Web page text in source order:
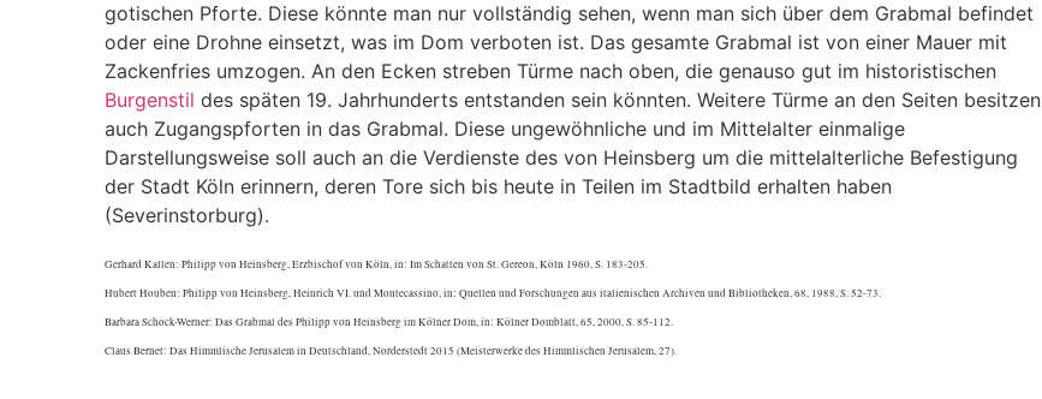
gotischen Pforte. Diese könnte man nur vollständig sehen, wenn man sich über dem Grabmal befindet
oder eine Drohne einsetzt, was im Dom verboten ist. Das gesamte Grabmal ist von einer Mauer mit
Zackenfries umzogen. An den Ecken streben Türme nach oben, die genauso gut im historistischen
Burgenstil des späten 19. Jahrhunderts entstanden sein könnten. Weitere Türme an den Seiten besitzen
auch Zugangspforten in das Grabmal. Diese ungewöhnliche und im Mittelalter einmalige
Darstellungsweise soll auch an die Verdienste des von Heinsberg um die mittelalterliche Befestigung
der Stadt Köln erinnern, deren Tore sich bis heute in Teilen im Stadtbild erhalten haben
(Severinstorburg).
Gerhard Kallen: Philipp von Heinsberg, Erzbischof von Köln, in: Im Schatten von St. Gereon, Köln 1960, S. 183-205.
Hubert Houben: Philipp von Heinsberg, Heinrich VI. und Montecassino, in: Quellen und Forschungen aus italienischen Archiven und Bibliotheken, 68, 1988, S. 52-73.
Barbara Schock-Werner: Das Grabmal des Philipp von Heinsberg im Kölner Dom, in: Kölner Domblatt, 65, 2000, S. 85-112.
Claus Bernet: Das Himmlische Jerusalem in Deutschland, Norderstedt 2015 (Meisterwerke des Himmlischen Jerusalem, 27).